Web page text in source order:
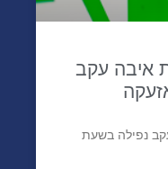
איבה עקב
נפילה בשעת